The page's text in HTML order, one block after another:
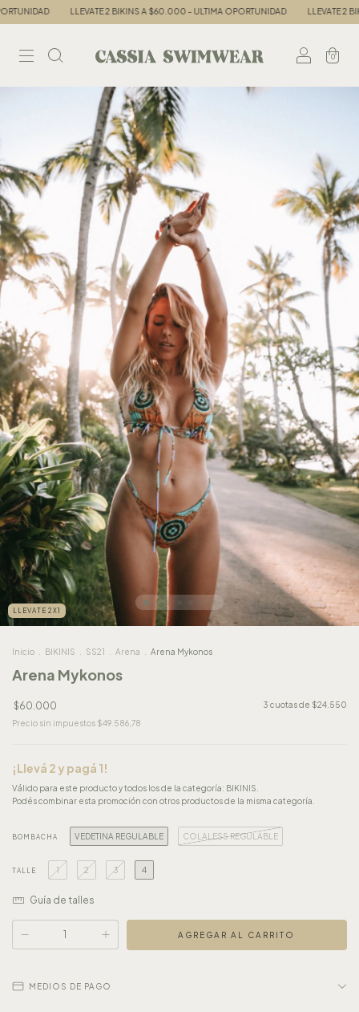
LLEVATE 2 BIKINS A $60.000 - ULTIMA OPORTUNIDAD LLEVATE 2
0
LLEVATE 2X1
Inicio BIKINIS SS21 Arena Arena Mykonos
Arena Mykonos
$60.000 3 cuotas de $24.550
Precio sin impuestos $49.586,78
¡Llevá 2 y pagá 1!
Válido para este producto y todos los de la categoría: BIKINIS.
Podés combinar esta promoción con otros productos de la misma categoría.
BOMBACHA VEDETINA REGULABLE COLALESS REGULABLE
TALLE 1 2 3 4
Guía de talles
MEDIOS DE PAGO